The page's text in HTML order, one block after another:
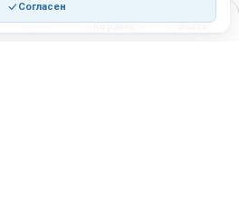
Корзина Войти
Согласен